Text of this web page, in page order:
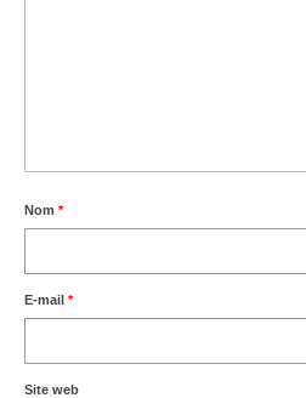
Nom *
E-mail *
Site web